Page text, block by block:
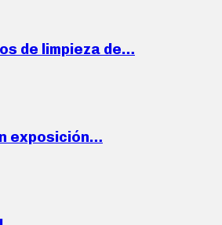
de limpieza de…
exposición…